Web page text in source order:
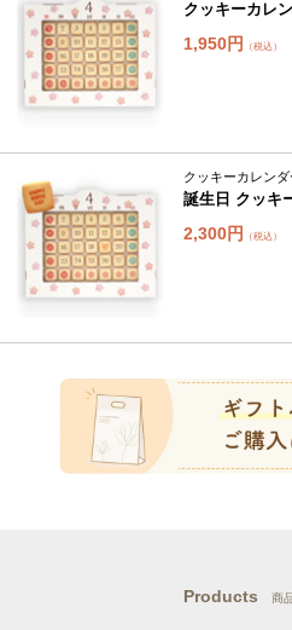
クッキーカレ
1,950円 （税込）
クッキーカレンダ
誕生日 クッキ
2,300円 （税込）
Products 商